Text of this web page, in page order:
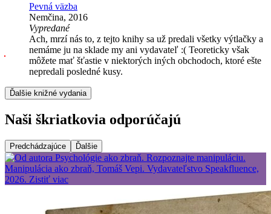
Pevná väzba
Nemčina, 2016
Vypredané
Ach, mrzí nás to, z tejto knihy sa už predali všetky výtlačky a
nemáme ju na sklade my ani vydavateľ :( Teoreticky však
môžete mať šťastie v niektorých iných obchodoch, ktoré ešte
nepredali posledné kusy.
Ďalšie knižné vydania
Naši škriatkovia odporúčajú
Predchádzajúce Ďalšie